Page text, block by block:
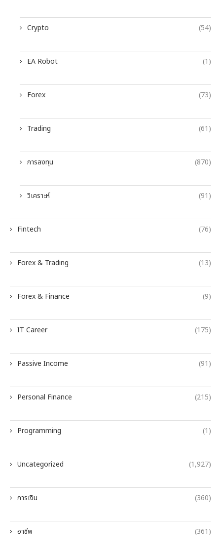
Crypto (54)
EA Robot (1)
Forex (73)
Trading (61)
การลงทุน (870)
วิเคราะห์ (91)
Fintech (76)
Forex & Trading (13)
Forex & Finance (9)
IT Career (175)
Passive Income (91)
Personal Finance (215)
Programming (1)
Uncategorized (1,927)
การเงิน (360)
อาชีพ (361)